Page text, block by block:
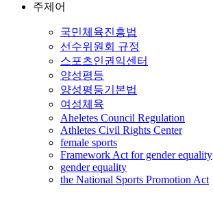
주제어
국민체육진흥법
선수위원회 규정
스포츠인권익센터
양성평등
양성평등기본법
여성체육
Aheletes Council Regulation
Athletes Civil Rights Center
female sports
Framework Act for gender equality
gender equality
the National Sports Promotion Act